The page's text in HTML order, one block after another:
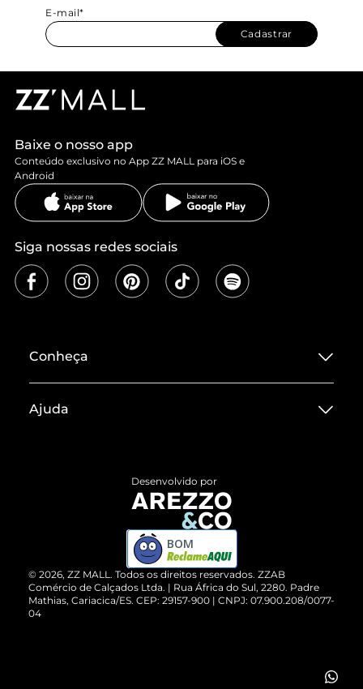
E-mail*
Cadastrar
Baixe o nosso app
Conteúdo exclusivo no App ZZ MALL para iOS e
Android
Siga nossas redes sociais
Conheça
Termos de Uso
ZZ MALL é confiável
Cartão Presente
Vendas Corporativas
Ajuda
Devolução do Produto
Compre pelo WhatsApp
© 2026, ZZ MALL. Todos os direitos reservados. ZZAB
Comércio de Calçados Ltda. | Rua África do Sul, 2280. Padre
Mathias, Cariacica/ES. CEP: 29157-900 | CNPJ: 07.900.208/0077-
04
Desenvolvido por
BOM